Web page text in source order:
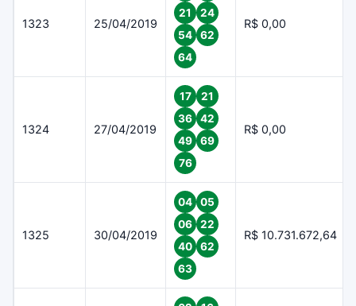
1323 25/04/2019
21
24
54
62
64
R$ 0,00
1324 27/04/2019
17
21
36
42
49
69
76
R$ 0,00
1325 30/04/2019
04
05
06
22
40
62
63
R$ 10.731.672,64